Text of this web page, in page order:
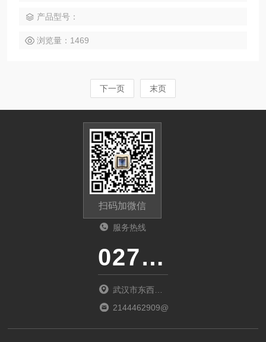
产品型号：
浏览量：1469
下一页 末页
扫码加微信
服务热线
027-86536268
武汉市东西湖
区环湖中路源
2144462909@qq.com